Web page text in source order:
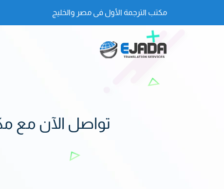
مكتب الترجمة الأول فى مصر والخليج
تواصل الآن مع